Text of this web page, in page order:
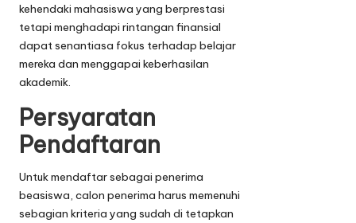
kehendaki mahasiswa yang berprestasi
tetapi menghadapi rintangan finansial
dapat senantiasa fokus terhadap belajar
mereka dan menggapai keberhasilan
akademik.
Persyaratan
Pendaftaran
Untuk mendaftar sebagai penerima
beasiswa, calon penerima harus memenuhi
sebagian kriteria yang sudah di tetapkan